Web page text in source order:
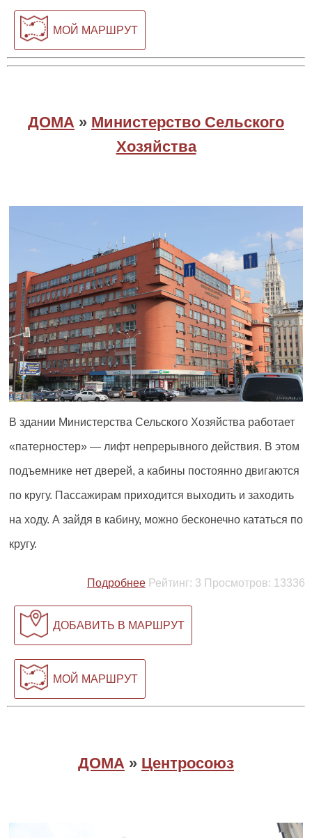
МОЙ МАРШРУТ
ДОМА » Министерство Сельского
Хозяйства
В здании Министерства Сельского Хозяйства работает
«патерностер» — лифт непрерывного действия. В этом
подъемнике нет дверей, а кабины постоянно двигаются
по кругу. Пассажирам приходится выходить и заходить
на ходу. А зайдя в кабину, можно бесконечно кататься по
кругу.
Подробнее Рейтинг: 3 Просмотров: 13336
ДОБАВИТЬ В МАРШРУТ
МОЙ МАРШРУТ
ДОМА » Центросоюз